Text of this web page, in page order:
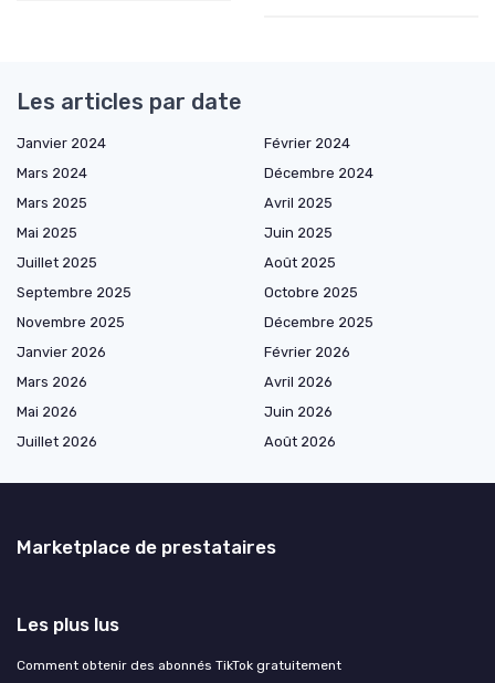
Les articles par date
Janvier 2024
Février 2024
Mars 2024
Décembre 2024
Mars 2025
Avril 2025
Mai 2025
Juin 2025
Juillet 2025
Août 2025
Septembre 2025
Octobre 2025
Novembre 2025
Décembre 2025
Janvier 2026
Février 2026
Mars 2026
Avril 2026
Mai 2026
Juin 2026
Juillet 2026
Août 2026
Marketplace de prestataires
Les plus lus
Comment obtenir des abonnés TikTok gratuitement